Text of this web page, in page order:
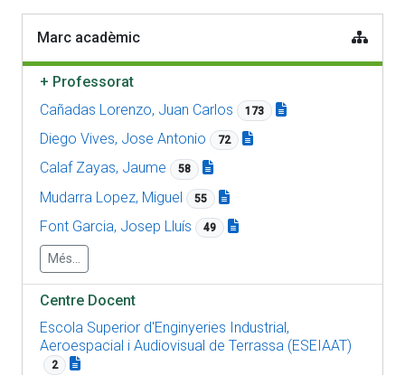
Marc acadèmic
+ Professorat
Cañadas Lorenzo, Juan Carlos
173
Diego Vives, Jose Antonio 72
Calaf Zayas, Jaume 58
Mudarra Lopez, Miguel 55
Font Garcia, Josep Lluís 49
Més...
Centre Docent
Escola Superior d'Enginyeries Industrial,
Aeroespacial i Audiovisual de Terrassa (ESEIAAT)
2